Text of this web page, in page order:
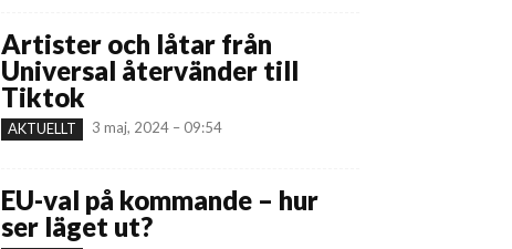
Artister och låtar från
Universal återvänder till
Tiktok
AKTUELLT 3 maj, 2024 – 09:54
EU-val på kommande – hur
ser läget ut?